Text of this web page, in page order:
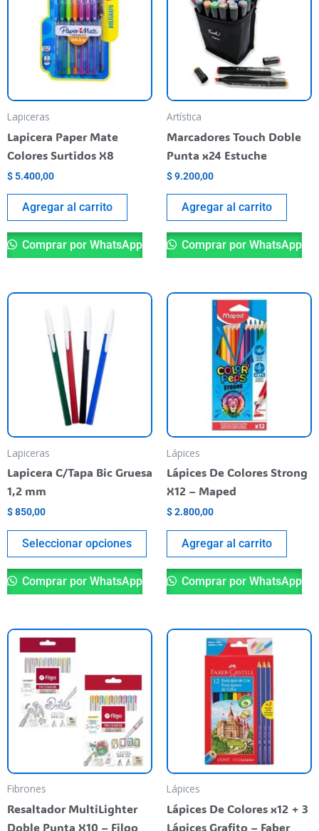
Lapiceras
Lapicera Paper Mate
Colores Surtidos X8
$ 5.400,00
Agregar al carrito
Comprar por WhatsApp
Artística
Marcadores Touch Doble
Punta x24 Estuche
$9.200,00
Agregar al carrito
Comprar por WhatsApp
Lapiceras
Lapicera C/Tapa Bic Gruesa
1,2 mm
$850,00
Seleccionar opciones
Este
se
pueden
elegir
producto
Comprar por WhatsApp
Lápices
Lápices De Colores Strong
X12 – Maped
$2.800,00
Agregar al carrito
Comprar por WhatsApp
Fibrones
Resaltador MultiLighter
Doble Punta X10 – Filgo
Este
se
pueden
elegir
Lápices
Lápices De Colores x12 + 3
Lápices Grafito – Faber